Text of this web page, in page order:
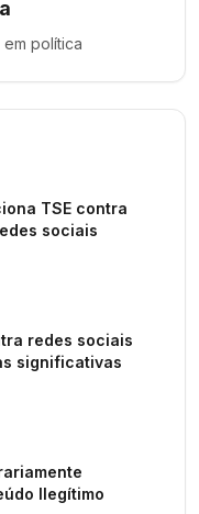
política
TSE contra
sociais
redes sociais
significativas
Ilegítimo